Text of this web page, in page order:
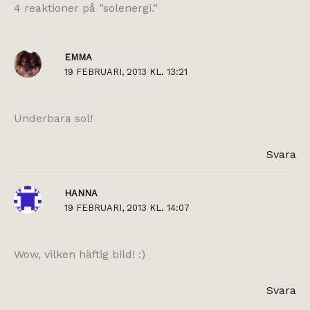
4 reaktioner på ”solenergi.”
EMMA
19 FEBRUARI, 2013 KL. 13:21
Underbara sol!
Svara
HANNA
19 FEBRUARI, 2013 KL. 14:07
Wow, vilken häftig bild! :)
Svara